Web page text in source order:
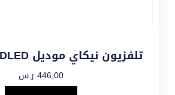
تلفزيون نيكاي موديل NTV4050FHDLED
446,00 ر.س